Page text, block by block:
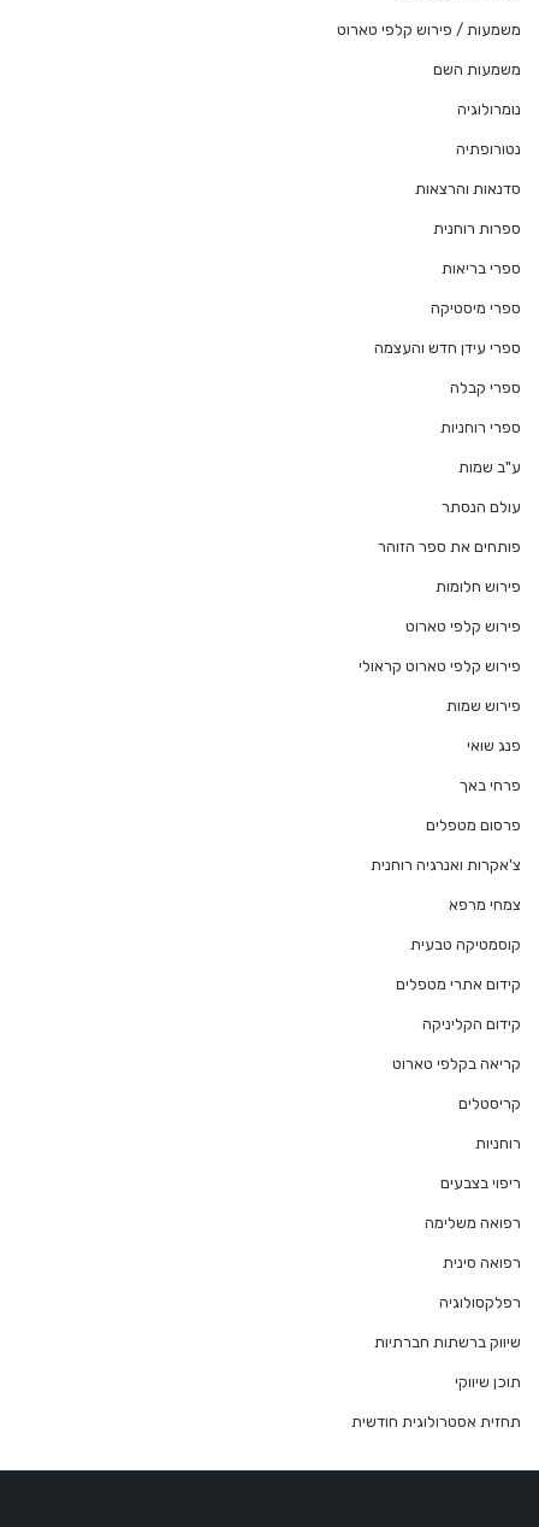
משמעות / פירוש קלפי טארוט
משמעות השם
נומרולוגיה
נטורופתיה
סדנאות והרצאות
ספרות רוחנית
ספרי בריאות
ספרי מיסטיקה
ספרי עידן חדש והעצמה
ספרי קבלה
ספרי רוחניות
ע"ב שמות
עולם הנסתר
פותחים את ספר הזוהר
פירוש חלומות
פירוש קלפי טארוט
פירוש קלפי טארוט קראולי
פירוש שמות
פנג שואי
פרחי באך
פרסום מטפלים
צ'אקרות ואנרגיה רוחנית
צמחי מרפא
קוסמטיקה טבעית
קידום אתרי מטפלים
קידום הקליניקה
קריאה בקלפי טארוט
קריסטלים
רוחניות
ריפוי בצבעים
רפואה משלימה
רפואה סינית
רפלקסולוגיה
שיווק ברשתות חברתיות
תוכן שיווקי
תחזית אסטרולוגית חודשית